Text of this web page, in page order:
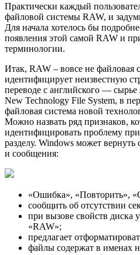
Практически каждый
файловой системы RAW, и
Для начала хотелось бы
появления этой самой RAW и
терминологии.
Итак, RAW – вовсе не
идентифицирует неизвестную
переводе с английского —
New Technology File System, в
файловая система новой
Можно назвать ряд признаков,
идентифицировать проблему
разделу. Windows может
и сообщения:
«Ошибка», «Повторить»,
сообщить об отсутствии
при вызове свойств диска
«RAW»;
предлагает
файлы содержат в именах